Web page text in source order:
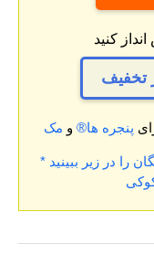
تخفیف
پنجره ها® و